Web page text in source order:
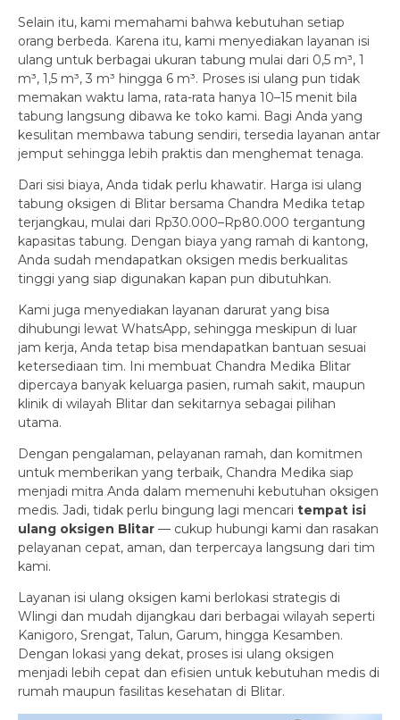
Selain itu, kami memahami bahwa kebutuhan setiap
orang berbeda. Karena itu, kami menyediakan layanan isi
ulang untuk berbagai ukuran tabung mulai dari 0,5 m³, 1
m³, 1,5 m³, 3 m³ hingga 6 m³. Proses isi ulang pun tidak
memakan waktu lama, rata-rata hanya 10–15 menit bila
tabung langsung dibawa ke toko kami. Bagi Anda yang
kesulitan membawa tabung sendiri, tersedia layanan antar
jemput sehingga lebih praktis dan menghemat tenaga.
Dari sisi biaya, Anda tidak perlu khawatir. Harga isi ulang
tabung oksigen di Blitar bersama Chandra Medika tetap
terjangkau, mulai dari Rp30.000–Rp80.000 tergantung
kapasitas tabung. Dengan biaya yang ramah di kantong,
Anda sudah mendapatkan oksigen medis berkualitas
tinggi yang siap digunakan kapan pun dibutuhkan.
Kami juga menyediakan layanan darurat yang bisa
dihubungi lewat WhatsApp, sehingga meskipun di luar
jam kerja, Anda tetap bisa mendapatkan bantuan sesuai
ketersediaan tim. Ini membuat Chandra Medika Blitar
dipercaya banyak keluarga pasien, rumah sakit, maupun
klinik di wilayah Blitar dan sekitarnya sebagai pilihan
utama.
Dengan pengalaman, pelayanan ramah, dan komitmen
untuk memberikan yang terbaik, Chandra Medika siap
menjadi mitra Anda dalam memenuhi kebutuhan oksigen
medis. Jadi, tidak perlu bingung lagi mencari tempat isi
ulang oksigen Blitar — cukup hubungi kami dan rasakan
pelayanan cepat, aman, dan terpercaya langsung dari tim
kami.
Layanan isi ulang oksigen kami berlokasi strategis di
Wlingi dan mudah dijangkau dari berbagai wilayah seperti
Kanigoro, Srengat, Talun, Garum, hingga Kesamben.
Dengan lokasi yang dekat, proses isi ulang oksigen
menjadi lebih cepat dan efisien untuk kebutuhan medis di
rumah maupun fasilitas kesehatan di Blitar.